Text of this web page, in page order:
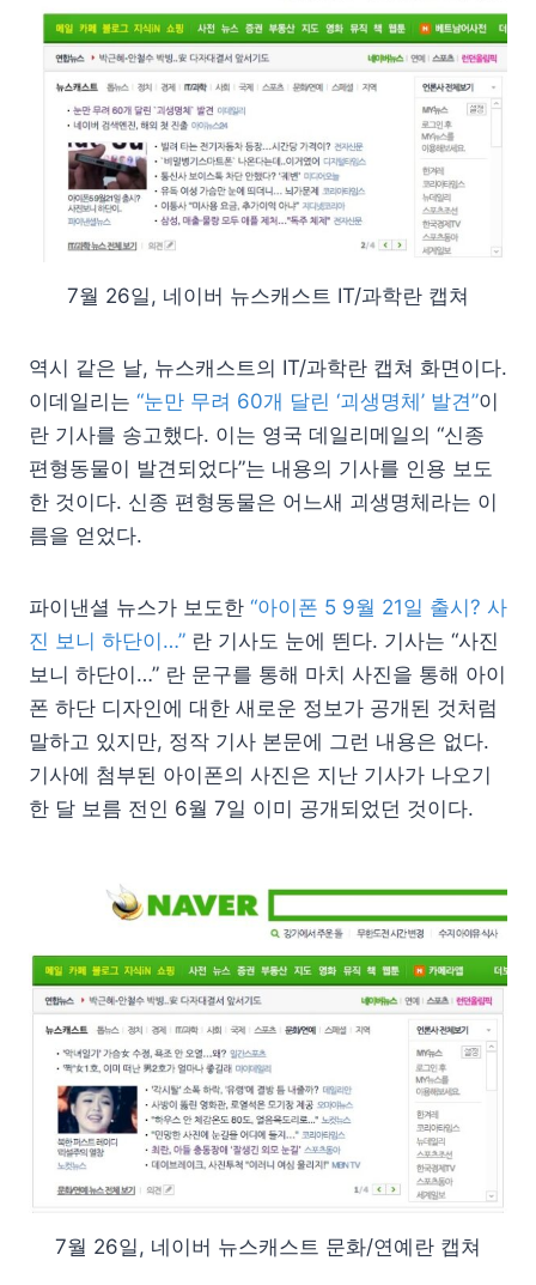
7월 26일, 네이버 뉴스캐스트 IT/과학란 캡쳐
역시 같은 날, 뉴스캐스트의 IT/과학란 캡쳐 화면이다.
이데일리는 “눈만 무려 60개 달린 ‘괴생명체’ 발견”이
란 기사를 송고했다. 이는 영국 데일리메일의 “신종
편형동물이 발견되었다”는 내용의 기사를 인용 보도
한 것이다. 신종 편형동물은 어느새 괴생명체라는 이
름을 얻었다.
파이낸셜 뉴스가 보도한 “아이폰 5 9월 21일 출시? 사
진 보니 하단이…” 란 기사도 눈에 띈다. 기사는 “사진
보니 하단이…” 란 문구를 통해 마치 사진을 통해 아이
폰 하단 디자인에 대한 새로운 정보가 공개된 것처럼
말하고 있지만, 정작 기사 본문에 그런 내용은 없다.
기사에 첨부된 아이폰의 사진은 지난 기사가 나오기
한 달 보름 전인 6월 7일 이미 공개되었던 것이다.
7월 26일, 네이버 뉴스캐스트 문화/연예란 캡쳐